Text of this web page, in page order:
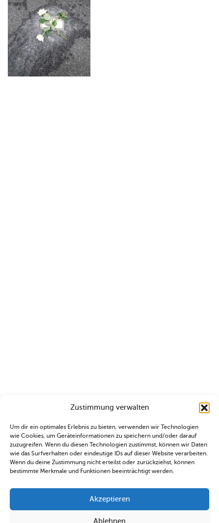
Zustimmung verwalten
Um dir ein optimales Erlebnis zu bieten, verwenden wir Technologien
wie Cookies, um Geräteinformationen zu speichern und/oder darauf
zuzugreifen. Wenn du diesen Technologien zustimmst, können wir Daten
wie das Surfverhalten oder eindeutige IDs auf dieser Website verarbeiten.
Wenn du deine Zustimmung nicht erteilst oder zurückziehst, können
bestimmte Merkmale und Funktionen beeinträchtigt werden.
Akzeptieren
Ablehnen